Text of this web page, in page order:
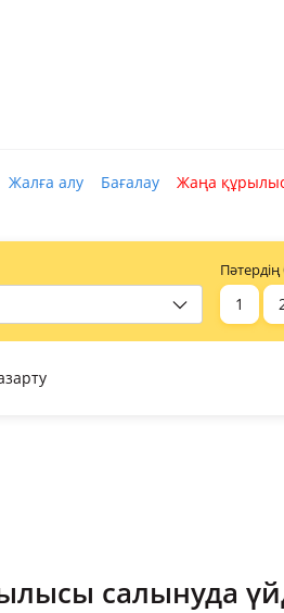
Жалға алу Бағалау Жаңа
1
салынуда